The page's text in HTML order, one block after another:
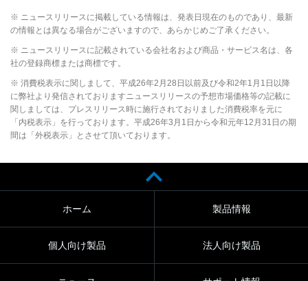
※ ニュースリリースに掲載している情報は、発表日現在のものであり、最新
の情報とは異なる場合がございますので、あらかじめご了承ください。
※ ニュースリリースに記載されている会社名および商品・サービス名は、各
社の登録商標または商標です。
※ 消費税表示に関しまして、平成26年2月28日以前及び令和2年1月1日以降
に弊社より発信されておりますニュースリリースの予想市場価格等の記載に
関しましては、プレスリリース時に施行されておりました消費税率を元に
「内税表示」を行っております。平成26年3月1日から令和元年12月31日の期
間は「外税表示」とさせて頂いております。
ホーム 製品情報
個人向け製品 法人向け製品